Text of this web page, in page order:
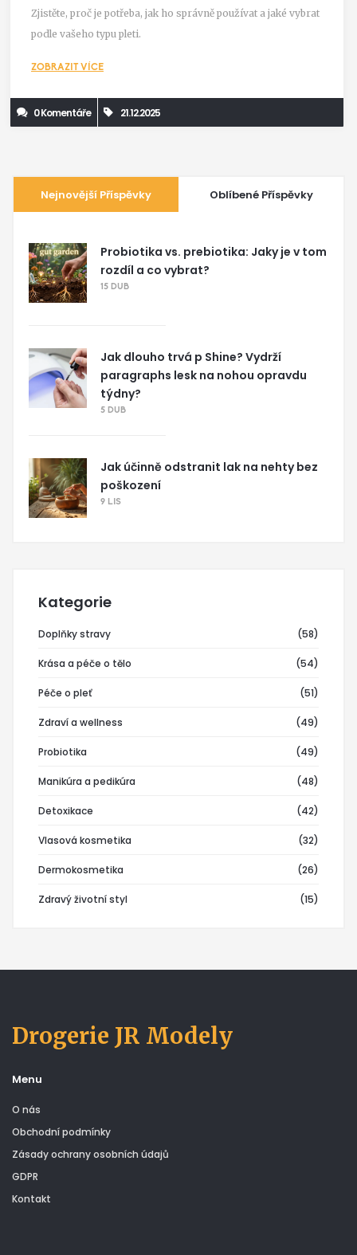
Zjistěte, proč je potřeba, jak ho správně používat a jaké vybrat
podle vašeho typu pleti.
ZOBRAZIT VÍCE
0 Komentáře 21.12.2025
Nejnovější Příspěvky Oblíbené Příspěvky
Probiotika vs. prebiotika: Jaky je v tom
rozdíl a co vybrat?
15 DUB
Jak dlouho trvá p Shine? Vydrží
paragraphs lesk na nohou opravdu
týdny?
5 DUB
Jak účinně odstranit lak na nehty bez
poškození
9 LIS
Kategorie
Doplňky stravy (58)
Krása a péče o tělo (54)
Péče o pleť (51)
Zdraví a wellness (49)
Probiotika (49)
Manikúra a pedikúra (48)
Detoxikace (42)
Vlasová kosmetika (32)
Dermokosmetika (26)
Zdravý životní styl (15)
Drogerie JR Modely
Menu
O nás
Obchodní podmínky
Zásady ochrany osobních údajů
GDPR
Kontakt